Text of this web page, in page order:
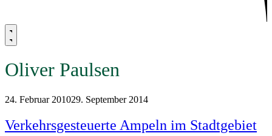
Oliver Paulsen
24. Februar 201029. September 2014
Verkehrsgesteuerte Ampeln im Stadtgebiet